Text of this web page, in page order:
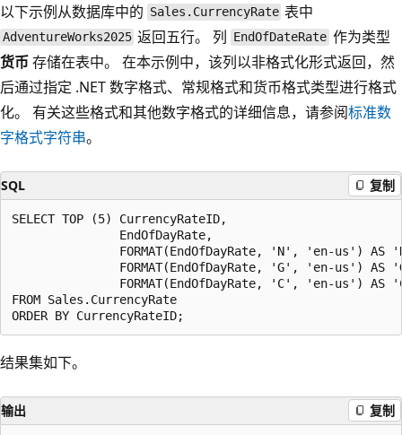
以下示例从数据库中的 Sales.CurrencyRate 表中
AdventureWorks2025 返回五行。 列 EndOfDateRate 作为类型
货币存储在表中。 在本示例中，该列以非格式化形式返回，然
后通过指定 .NET 数字格式、常规格式和货币格式类型进行格式
化。 有关这些格式和其他数字格式的详细信息，请参阅标准数
字格式字符串。
SQL 复制
SELECT TOP (5) CurrencyRateID,
               EndOfDayRate,
FORMAT(EndOfDayRate, 'N', 'en-us') AS
FORMAT(EndOfDayRate, 'G', 'en-us') AS
FORMAT(EndOfDayRate, 'C', 'en-us') AS
FROM Sales.CurrencyRate
结果集如下。
输出 复制